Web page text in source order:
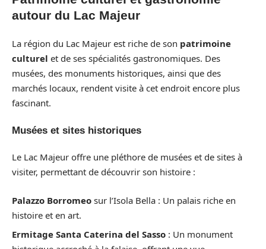
autour du Lac Majeur
La région du Lac Majeur est riche de son patrimoine
culturel et de ses spécialités gastronomiques. Des
musées, des monuments historiques, ainsi que des
marchés locaux, rendent visite à cet endroit encore plus
fascinant.
Musées et sites historiques
Le Lac Majeur offre une pléthore de musées et de sites à
visiter, permettant de découvrir son histoire :
Palazzo Borromeo sur l’Isola Bella : Un palais riche en
histoire et en art.
Ermitage Santa Caterina del Sasso : Un monument